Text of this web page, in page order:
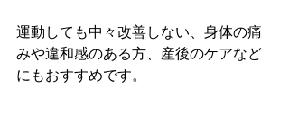
運動しても中々改善しない、身体の痛
みや違和感のある方、産後のケアなど
にもおすすめです。